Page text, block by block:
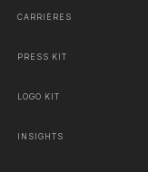
CARRIÈRES
PRESS KIT
LOGO KIT
INSIGHTS